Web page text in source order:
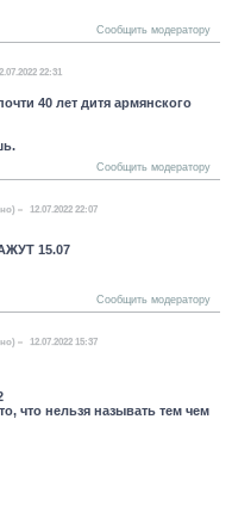
Сообщить модератору
22:31
40 лет дитя армянского
Сообщить модератору
12.07.2022 22:07
15.07
Сообщить модератору
12.07.2022 15:37
что нельзя называть тем чем